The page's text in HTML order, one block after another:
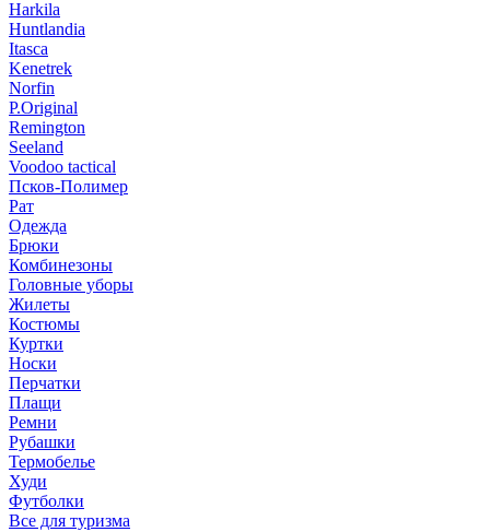
Harkila
Huntlandia
Itasca
Kenetrek
Norfin
P.Original
Remington
Seeland
Voodoo tactical
Псков-Полимер
Рат
Одежда
Брюки
Комбинезоны
Головные уборы
Жилеты
Костюмы
Куртки
Носки
Перчатки
Плащи
Ремни
Рубашки
Термобелье
Худи
Футболки
Все для туризма